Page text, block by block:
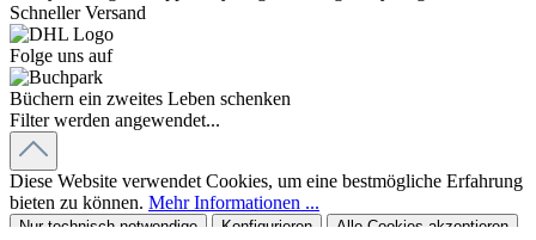
Schneller Versand
Folge uns auf
Büchern ein zweites Leben schenken
Filter werden angewendet...
Diese Website verwendet Cookies, um eine bestmögliche Erfahrung
bieten zu können. Mehr Informationen ...
Nur technisch notwendige Konfigurieren Alle Cookies akzeptieren